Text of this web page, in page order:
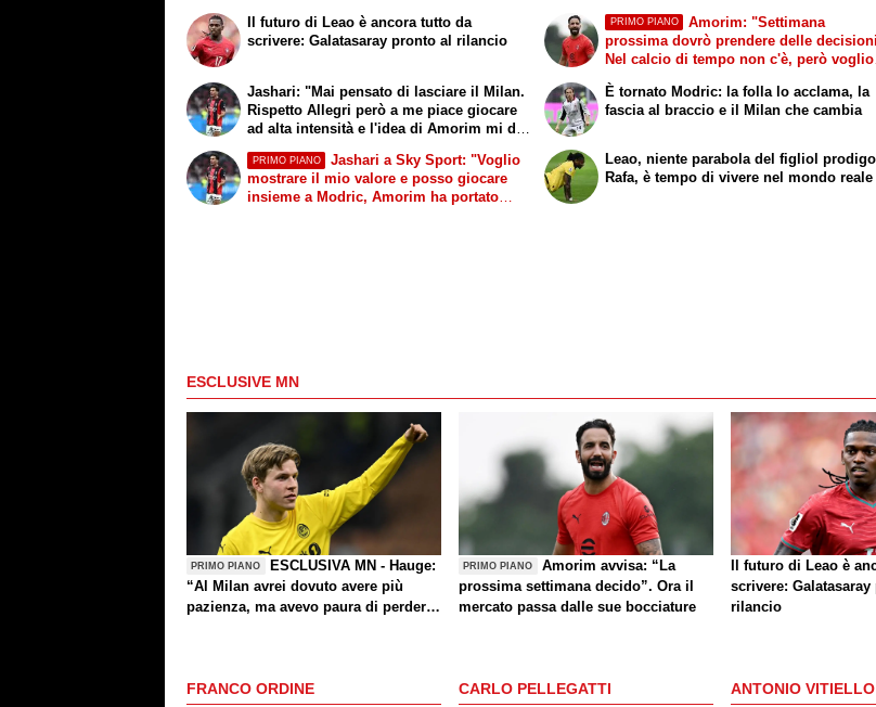
Il futuro di Leao è ancora tutto da
scrivere: Galatasaray pronto al rilancio
PRIMO PIANO
Amorim: "Settimana
prossima dovrò prendere delle
Nel calcio di tempo non c'è, però voglio
Jashari: "Mai pensato di lasciare il Milan.
Rispetto Allegri però a me piace giocare
ad alta intensità e l'idea di Amorim mi dà
PRIMO PIANO
Jashari a Sky Sport: "Voglio
mostrare il mio valore e posso giocare
insieme a Modric, Amorim ha portato
È tornato Modric: la folla lo acclama, la
fascia al braccio e il Milan che cambia
Leao, niente parabola del figliol
Rafa, è tempo di vivere nel mondo reale
ESCLUSIVE MN
PRIMO PIANO
ESCLUSIVA MN - Hauge:
“Al Milan avrei dovuto avere più
pazienza, ma avevo paura di perdere
un giorno? Magari. Forza Milan!”
PRIMO PIANO
Amorim avvisa: “La
prossima settimana decido”. Ora il
mercato passa dalle sue bocciature
Il futuro di Leao è
scrivere: Galatasaray
rilancio
FRANCO ORDINE CARLO PELLEGATTI ANTONIO VITIELLO